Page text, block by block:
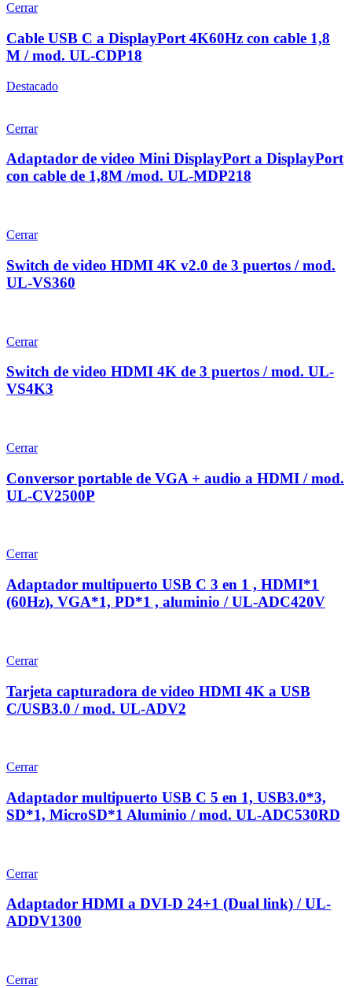
Cerrar
Cable USB C a DisplayPort 4K60Hz con cable 1,8
M / mod. UL-CDP18
Destacado
Cerrar
Adaptador de video Mini DisplayPort a DisplayPort
con cable de 1,8M /mod. UL-MDP218
Cerrar
Switch de video HDMI 4K v2.0 de 3 puertos / mod.
UL-VS360
Cerrar
Switch de video HDMI 4K de 3 puertos / mod. UL-
VS4K3
Cerrar
Conversor portable de VGA + audio a HDMI / mod.
UL-CV2500P
Cerrar
Adaptador multipuerto USB C 3 en 1 , HDMI*1
(60Hz), VGA*1, PD*1 , aluminio / UL-ADC420V
Cerrar
Tarjeta capturadora de video HDMI 4K a USB
C/USB3.0 / mod. UL-ADV2
Cerrar
Adaptador multipuerto USB C 5 en 1, USB3.0*3,
SD*1, MicroSD*1 Aluminio / mod. UL-ADC530RD
Cerrar
Adaptador HDMI a DVI-D 24+1 (Dual link) / UL-
ADDV1300
Cerrar